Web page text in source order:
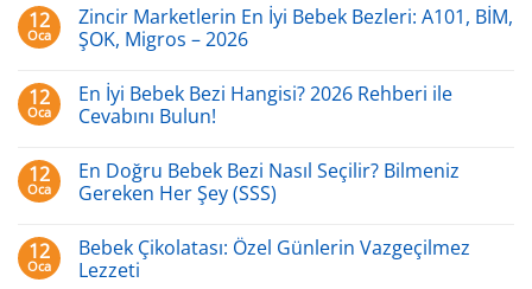
2026
İsimleri:
Anlamlı
&
Bebek
Bezi
Nasıl
12
Oca
Zincir Marketlerin En İyi Bebek Bezleri: A101, BİM,
ŞOK, Migros – 2026
Zincir
Marketlerin
En
Bezleri:
A101,
BİM,
–
2026
12
Oca
En İyi Bebek Bezi Hangisi? 2026 Rehberi ile
Cevabını Bulun!
En
İyi
Bebek
2026
Rehberi
ile
12
Oca
En Doğru Bebek Bezi Nasıl Seçilir? Bilmeniz
Gereken Her Şey (SSS)
En
Doğru
Bebek
12
Oca
Bebek Çikolatası: Özel Günlerin Vazgeçilmez
Lezzeti